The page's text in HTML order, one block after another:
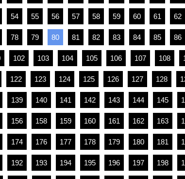
54 55 56 57 58 59 60 61 62
78 79 80 81 82 83 84 85 86
102 103 104 105 106 107 108
122 123 124 125 126 127 128
139 140 141 142 143 144 145
156 158 159 160 161 162 163
174 176 177 178 179 180 181
192 193 194 195 196 197 198